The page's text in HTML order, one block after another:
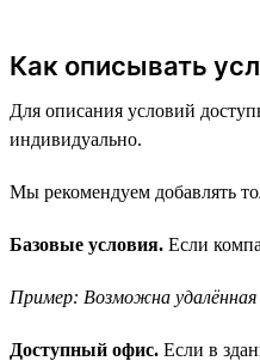
Как описывать
Для описания условий
индивидуально.
Мы рекомендуем добавлять
Базовые условия. Если
Пример: Возможна
Доступный офис. Если в